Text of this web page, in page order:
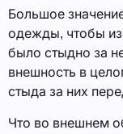
Большое
одежды, чтобы
было стыдно за
внешность в
стыда за них
Что во внешнем